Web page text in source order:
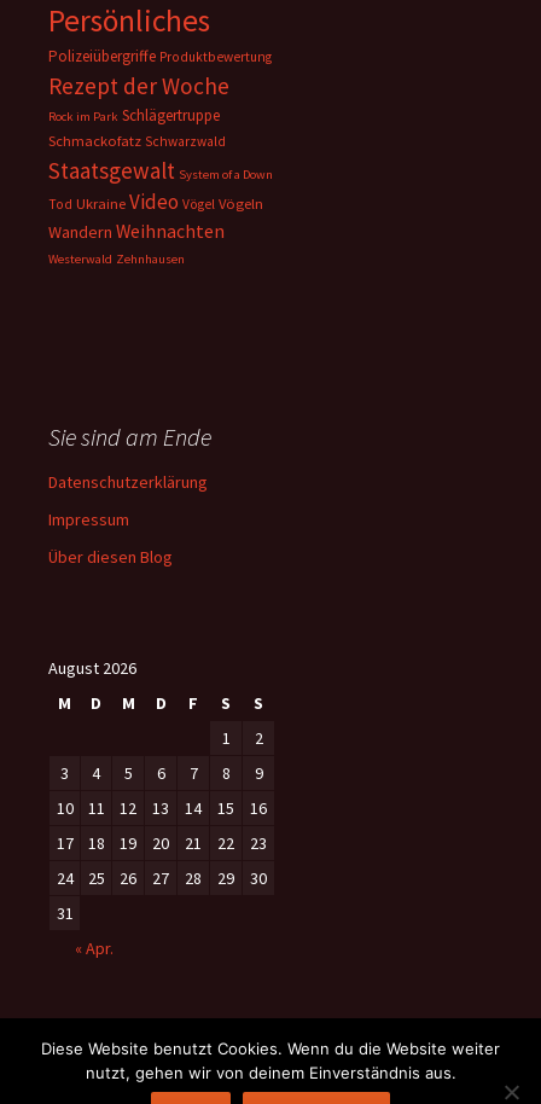
Persönliches
Polizeiübergriffe Produktbewertung
Rezept der Woche
Rock im Park Schlägertruppe
Schmackofatz Schwarzwald
Staatsgewalt System of a Down
Tod Ukraine Video Vögel Vögeln
Wandern Weihnachten
Westerwald Zehnhausen
Sie sind am Ende
Datenschutzerklärung
Impressum
Über diesen Blog
August 2026
M
D M D F S
S
1
2
3
4 5 6 7 8
9
10
11 12 13 14 15
16
17
18 19 20 21 22
23
24
25 26 27 28 29
30
31
« Apr.
Diese Website benutzt Cookies. Wenn du die Website weiter
nutzt, gehen wir von deinem Einverständnis aus.